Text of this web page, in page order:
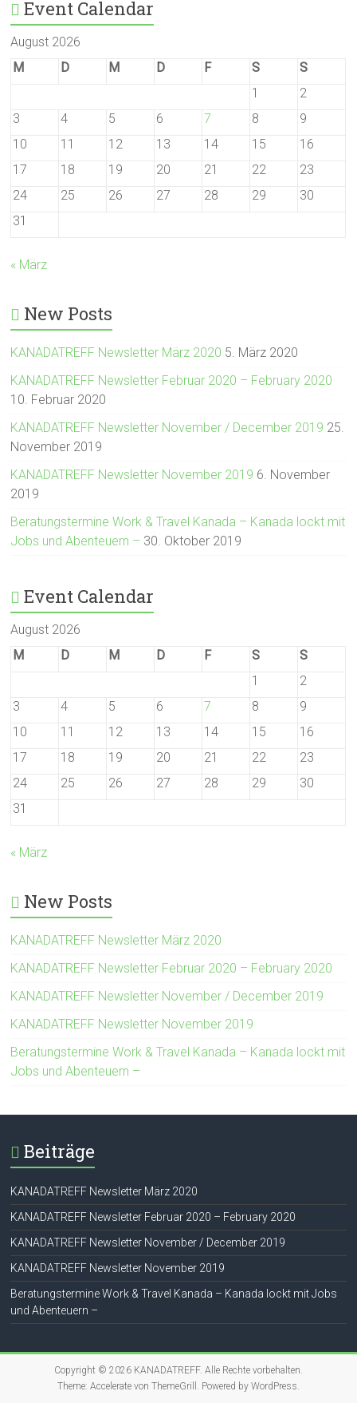
Event Calendar
August 2026
M
D M D F S
S
1
2
3
4 5 6 7 8
9
10
11 12 13 14 15
16
17
18 19 20 21 22
23
24
25 26 27 28 29
30
31
« März
New Posts
KANADATREFF Newsletter März 2020 5. März 2020
KANADATREFF Newsletter Februar 2020 – February 2020
10. Februar 2020
KANADATREFF Newsletter November / December 2019 25.
November 2019
KANADATREFF Newsletter November 2019 6. November
2019
Beratungstermine Work & Travel Kanada – Kanada lockt mit
Jobs und Abenteuern – 30. Oktober 2019
Event Calendar
August 2026
M
D M D F S
S
1
2
3
4 5 6 7 8
9
10
11 12 13 14 15
16
17
18 19 20 21 22
23
24
25 26 27 28 29
30
31
« März
New Posts
KANADATREFF Newsletter März 2020
KANADATREFF Newsletter Februar 2020 – February 2020
KANADATREFF Newsletter November / December 2019
KANADATREFF Newsletter November 2019
Beratungstermine Work & Travel Kanada – Kanada lockt mit
Jobs und Abenteuern –
Beiträge
KANADATREFF Newsletter März 2020
KANADATREFF Newsletter Februar 2020 – February 2020
KANADATREFF Newsletter November / December 2019
KANADATREFF Newsletter November 2019
Beratungstermine Work & Travel Kanada – Kanada lockt mit Jobs
und Abenteuern –
Copyright © 2026 KANADATREFF. Alle Rechte vorbehalten.
Theme: Acceleratevon ThemeGrill. Powered by WordPress.